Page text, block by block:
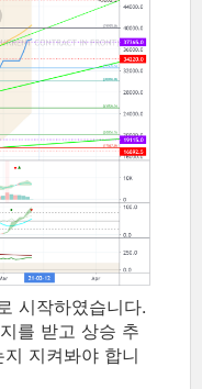
시작하였습니다.
를 받고 상승 추
지켜봐야 합니